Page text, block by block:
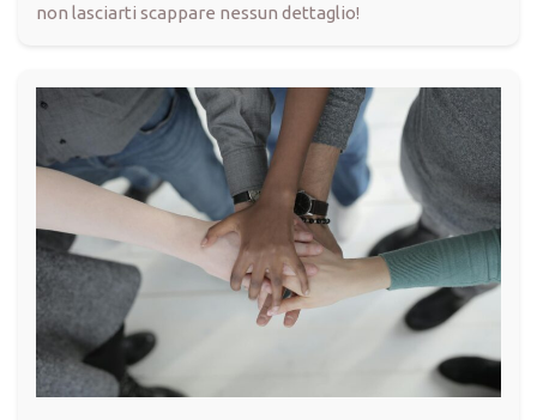
non lasciarti scappare nessun dettaglio!